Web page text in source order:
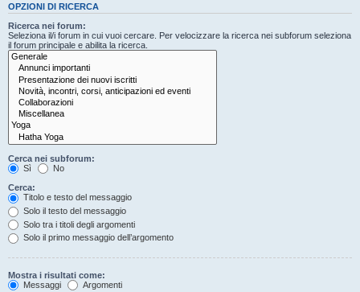
OPZIONI DI RICERCA
Ricerca nei forum:
Seleziona il/i forum in cui vuoi cercare. Per velocizzare la ricerca nei subforum seleziona
il forum principale e abilita la ricerca.
Cerca nei subforum:
Sì
No
Cerca:
Titolo e testo del messaggio
Solo il testo del messaggio
Solo tra i titoli degli argomenti
Solo il primo messaggio dell’argomento
Mostra i risultati come:
Messaggi
Argomenti